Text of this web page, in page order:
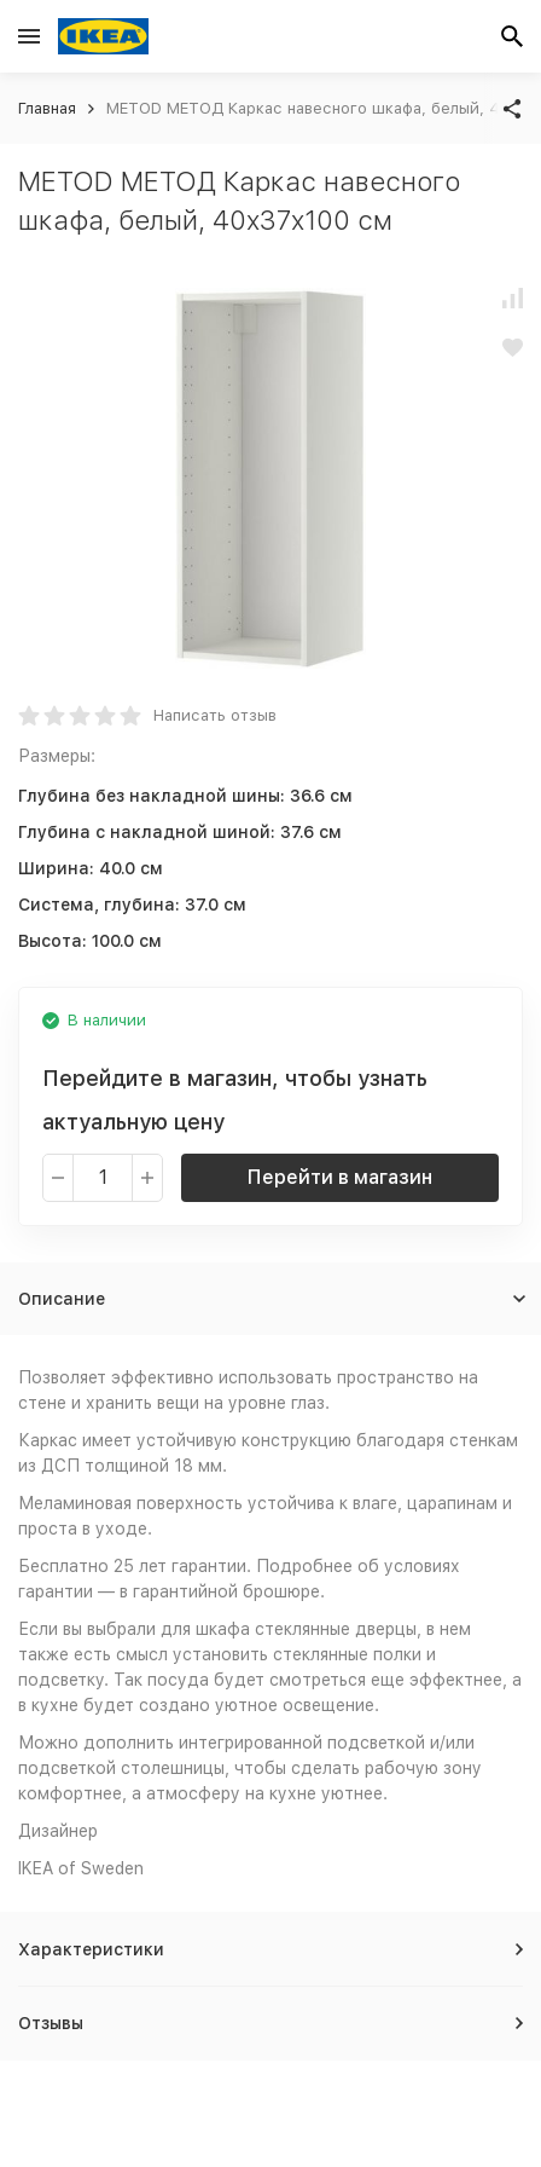
Главная METOD МЕТОД Каркас навесного шкафа, белый,
METOD МЕТОД Каркас навесного
шкафа, белый, 40x37x100 см
Написать отзыв
Размеры:
Глубина без накладной шины: 36.6 см
Глубина с накладной шиной: 37.6 см
Ширина: 40.0 см
Система, глубина: 37.0 см
Высота: 100.0 см
В наличии
Перейдите в магазин, чтобы узнать
актуальную цену
Перейти в магазин
Описание
Позволяет эффективно использовать пространство на
стене и хранить вещи на уровне глаз.
Каркас имеет устойчивую конструкцию благодаря стенкам
из ДСП толщиной 18 мм.
Меламиновая поверхность устойчива к влаге, царапинам и
проста в уходе.
Бесплатно 25 лет гарантии. Подробнее об условиях
гарантии — в гарантийной брошюре.
Если вы выбрали для шкафа стеклянные дверцы, в нем
также есть смысл установить стеклянные полки и
подсветку. Так посуда будет смотреться еще эффектнее, а
в кухне будет создано уютное освещение.
Можно дополнить интегрированной подсветкой и/или
подсветкой столешницы, чтобы сделать рабочую зону
комфортнее, а атмосферу на кухне уютнее.
Дизайнер
IKEA of Sweden
Характеристики
Отзывы